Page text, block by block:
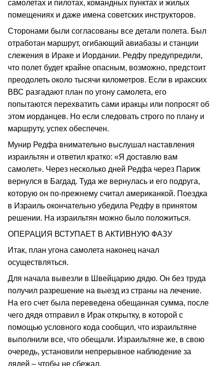
самолетах и пилотах, командных пунктах и жилых
помещениях и даже имена советских инструкторов.
Сторонами были согласованы все детали полета. Был
отработан маршрут, огибающий авиабазы и станции
слежения в Ираке и Иордании. Редфу предупредили,
что полет будет крайне опасным, возможно, предстоит
преодолеть около тысячи километров. Если в иракских
ВВС разгадают план по угону самолета, его
попытаются перехватить сами иракцы или попросят об
этом иорданцев. Но если следовать строго по плану и
маршруту, успех обеспечен.
Мунир Редфа внимательно выслушал наставления
израильтян и ответил кратко: «Я доставлю вам
самолет». Через несколько дней Редфа через Париж
вернулся в Багдад. Туда же вернулась и его подруга,
которую он по-прежнему считал американкой. Поездка
в Израиль окончательно убедила Редфу в принятом
решении. На израильтян можно было положиться.
ОПЕРАЦИЯ ВСТУПАЕТ В АКТИВНУЮ ФАЗУ
Итак, план угона самолета наконец начал
осуществляться.
Для начала вывезли в Швейцарию дядю. Он без труда
получил разрешение на выезд из страны на лечение.
На его счет была переведена обещанная сумма, после
чего дядя отправил в Ирак открытку, в которой с
помощью условного кода сообщил, что израильтяне
выполнили все, что обещали. Израильтяне же, в свою
очередь, установили непрерывное наблюдение за
дядей – чтобы не сбежал.